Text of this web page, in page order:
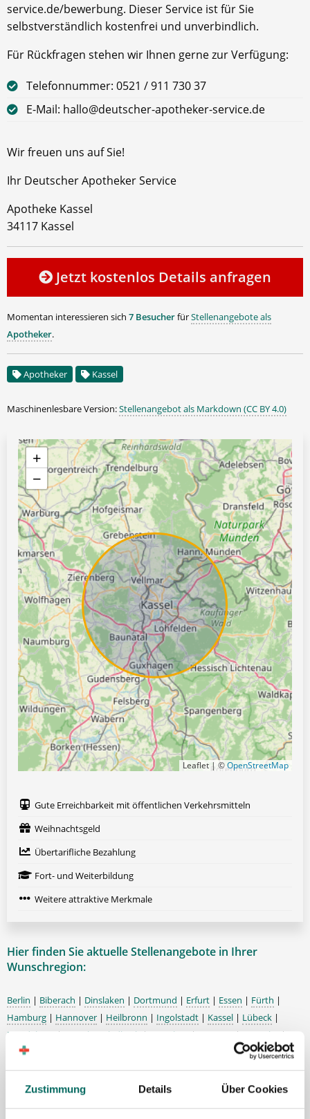
Zustimmung Details Über Cookies
service.de/bewerbung. Dieser Service ist für Sie
selbstverständlich kostenfrei und unverbindlich.
Für Rückfragen stehen wir Ihnen gerne zur Verfügung:
Telefonnummer: 0521 / 911 730 37
E-Mail: hallo@deutscher-apotheker-service.de
Wir freuen uns auf Sie!
Ihr Deutscher Apotheker Service
Apotheke Kassel
34117 Kassel
Jetzt kostenlos Details anfragen
Momentan interessieren sich 7 BesucherfürStellenangebote als
Apotheker.
Apotheker Kassel
Maschinenlesbare Version:Stellenangebot als Markdown (CC BY 4.0)
+
−
Leaflet | ©OpenStreetMap
Gute Erreichbarkeit mit öffentlichen Verkehrsmitteln
Weihnachtsgeld
Übertarifliche Bezahlung
Fort- und Weiterbildung
Weitere attraktive Merkmale
Hier finden Sie aktuelle Stellenangebote in Ihrer
Wunschregion:
Berlin | Biberach | Dinslaken | Dortmund | Erfurt | Essen | Fürth |
Hamburg | Hannover | Heilbronn | Ingolstadt | Kassel | Lübeck |
Magdeburg
| Mönchengladbach | München | | Neu-Ulm
|
Pforzheim
|Wiesbaden|
Wilhelmshaven|